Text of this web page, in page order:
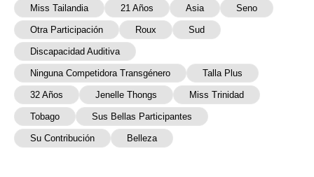
Miss Tailandia 21 Años Asia Seno
Otra Participación Roux Sud
Discapacidad Auditiva
Ninguna Competidora Transgénero Talla Plus
32 Años Jenelle Thongs Miss Trinidad
Tobago Sus Bellas Participantes
Su Contribución Belleza